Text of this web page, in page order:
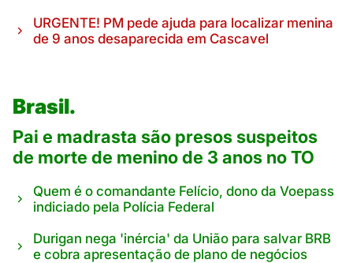
URGENTE! PM pede ajuda para localizar menina
de 9 anos desaparecida em Cascavel
Brasil.
Pai e madrasta são presos suspeitos
de morte de menino de 3 anos no TO
Quem é o comandante Felício, dono da Voepass
indiciado pela Polícia Federal
Durigan nega 'inércia' da União para salvar BRB
e cobra apresentação de plano de negócios